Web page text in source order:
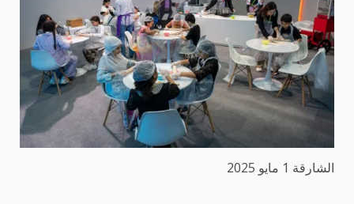
الشارقة 1 مايو 2025